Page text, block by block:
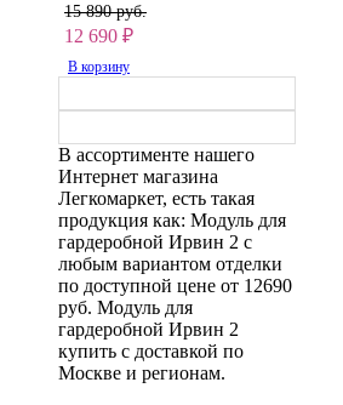
15 890 руб.
12 690 ₽
В корзину
В ассортименте нашего
Интернет магазина
Легкомаркет, есть такая
продукция как: Модуль для
гардеробной Ирвин 2 с
любым вариантом отделки
по доступной цене от 12690
руб. Модуль для
гардеробной Ирвин 2
купить с доставкой по
Москве и регионам.